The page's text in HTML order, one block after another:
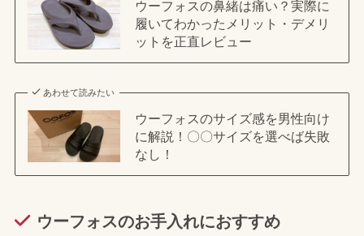
ウーフォスの鼻緒は痛い？実際に
履いてわかったメリット・デメリ
ットを正直レビュー
あわせて読みたい
ウーフォスのサイズ感を男性向け
に解説！〇〇サイズを選べば失敗
なし！
ウーフォスのお手入れにおすすめ